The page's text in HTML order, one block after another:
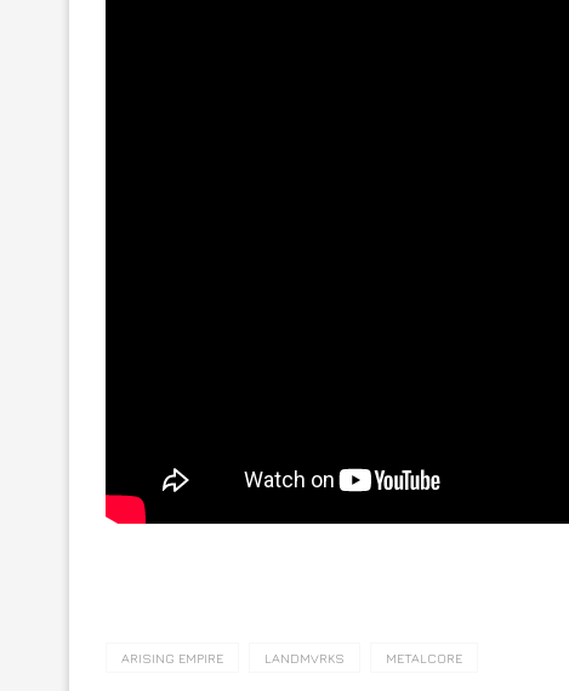
ARISING EMPIRE LANDMVRKS METALCORE